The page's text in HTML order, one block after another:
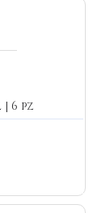
6 pz